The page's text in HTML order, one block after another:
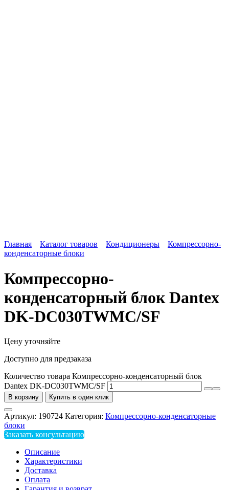
Главная Каталог товаров Кондиционеры
Компрессорно-
конденсаторные блоки
Компрессорно-
конденсаторный блок Dantex
DK-DC030TWMC/SF
Цену уточняйте
Доступно для предзаказа
Количество товара Компрессорно-конденсаторный блок
Dantex DK-DC030TWMC/SF
В корзину Купить в один клик
Артикул: 190724 Категория: Компрессорно-конденсаторные
блоки
Заказать консультацию
Описание
Характеристики
Доставка
Оплата